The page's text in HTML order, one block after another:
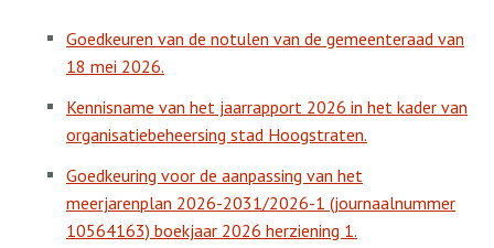
Goedkeuren van de notulen van de gemeenteraad van
18 mei 2026.
Kennisname van het jaarrapport 2026 in het kader van
organisatiebeheersing stad Hoogstraten.
Goedkeuring voor de aanpassing van het
meerjarenplan 2026-2031/2026-1 (journaalnummer
10564163) boekjaar 2026 herziening 1.